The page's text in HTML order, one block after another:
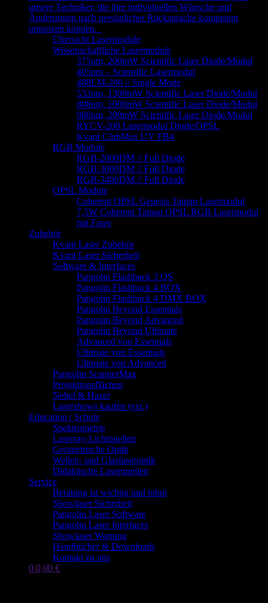
unsere Techniker, die ihre individuellen Wünsche und
Änderungen nach persönlicher Rücksprache kompetent
umsetzen können.
Übersicht Lasermodule
Wissenschaftliche Lasermodule
375nm, 200mW Scientific Laser Diode/Modul
405nm – Scientific Lasermodul
488LM-200 // Single Mode
532nm, 1300mW Scientific Laser Diode/Modul
808nm, 1000mW Scientific Laser Diode/Modul
980nm, 200mW Scientific Laser Diode/Modul
RYCV-200 Lasermodul Diode/OPSL
Kvant ClubMax UV FB4
RGB Module
RGB-2000DM // Full Diode
RGB-3000DM // Full Diode
RGB-3400DM // Full Diode
OPSL Module
Coherent OPSL Genesis Taipan Lasermodul
7,5W Coherent Taipan OPSL RGB Lasermodul
mit Faser
Zubehör
Kvant Laser Zubehör
Kvant Laser Sicherheit
Software & Interfaces
Pangolin Flashback 3 QS
Pangolin Flashback 4 BOX
Pangolin Flashback 4 DMX BOX
Pangolin Beyond Essentials
Pangolin Beyond Advanced
Pangolin Beyond Ultimate
Advanced von Essentials
Ultimate von Essentials
Ultimate von Advanced
Pangolin ScannerMax
Projektionsflächen
Nebel & Hazer
Lasershows kaufen (ext.)
Education / Schule
Spektrometrie
Laserray-Lichtquellen
Geometrische Optik
Wellen- und Glasfaseroptik
Didaktische Laserquellen
Service
Beratung ist wichtig und lohnt
Showlaser Sicherheit
Pangolin Laser Software
Pangolin Laser Interfaces
Showlaser Wartung
Handbücher & Downloads
Kontakt zu uns
0 0,00 €